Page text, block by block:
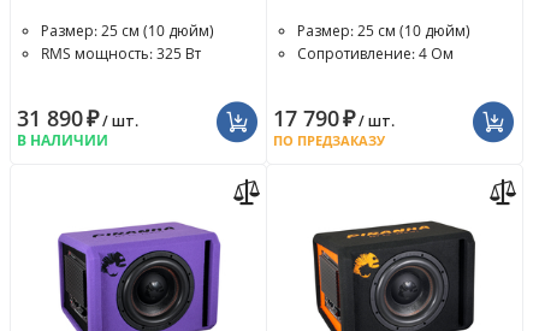
Размер: 25 см (10 дюйм)
RMS мощность: 325 Вт
31 890₽/ шт.
В НАЛИЧИИ
Размер: 25 см (10 дюйм)
Сопротивление: 4 Ом
17 790₽/ шт.
ПО ПРЕДЗАКАЗУ